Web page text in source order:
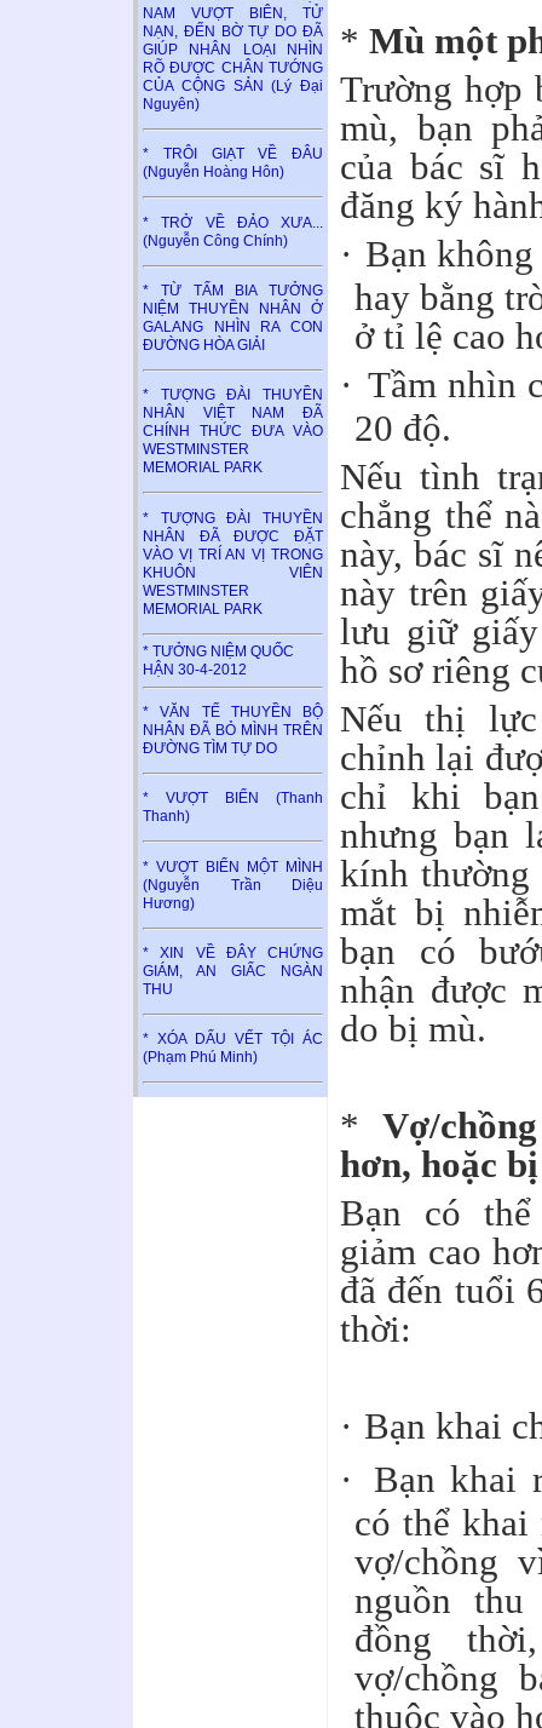
NAM VƯỢT BIÊN, TỬ
NẠN, ĐẾN BỜ TỰ DO ĐÃ
GIÚP NHÂN LOẠI NHÌN
RÕ ĐƯỢC CHÂN TƯỚNG
CỦA CỘNG SẢN (Lý Đại
Nguyên)
* TRÔI GIẠT VỀ ĐÂU
(Nguyễn Hoàng Hôn)
* TRỞ VỀ ĐẢO XƯA...
(Nguyễn Công Chính)
* TỪ TẤM BIA TƯỞNG
NIỆM THUYỀN NHÂN Ở
GALANG NHÌN RA CON
ĐƯỜNG HÒA GIẢI
* TƯỢNG ĐÀI THUYỀN
NHÂN VIỆT NAM ĐÃ
CHÍNH THỨC ĐƯA VÀO
WESTMINSTER
MEMORIAL PARK
* TƯỢNG ĐÀI THUYỀN
NHÂN ĐÃ ĐƯỢC ĐẶT
VÀO VỊ TRÍ AN VỊ TRONG
KHUÔN VIÊN
WESTMINSTER
MEMORIAL PARK
* TƯỞNG NIỆM QUỐC
HẬN 30-4-2012
* VĂN TẾ THUYỀN BỘ
NHÂN ĐÃ BỎ MÌNH TRÊN
ĐƯỜNG TÌM TỰ DO
* VƯỢT BIỂN (Thanh
Thanh)
* VƯỢT BIỂN MỘT MÌNH
(Nguyễn Trần Diệu
Hương)
* XIN VỀ ĐÂY CHỨNG
GIÁM, AN GIẤC NGÀN
THU
* XÓA DẤU VẾT TỘI ÁC
(Phạm Phú Minh)
* Mù một
Trường hợp
mù, bạn
của bác sĩ
đăng ký
· Bạn
hay bằng
ở tỉ lệ cao
· Tầm nhìn
20 độ.
Nếu tình
chẳng thể
này, bác sĩ
này trên
lưu giữ
hồ sơ riêng
Nếu thị
chỉnh lại
chỉ khi
nhưng bạn
kính
mắt bị
bạn có
nhận được
do bị mù.
* Vợ/
hơn, hoặc
Bạn có
giảm cao
đã đến tuổi
thời:
· Bạn khai
·
Bạn khai
có thể khai
vợ/chồng
nguồn thu
đồng
vợ/chồng
thuộc vào